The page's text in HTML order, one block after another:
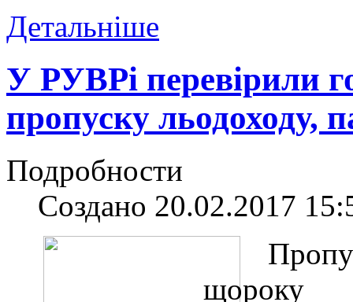
Детальніше
У РУВРі перевірили
пропуску льодоходу,
Подробности
Создано 20.02.2017
щороку